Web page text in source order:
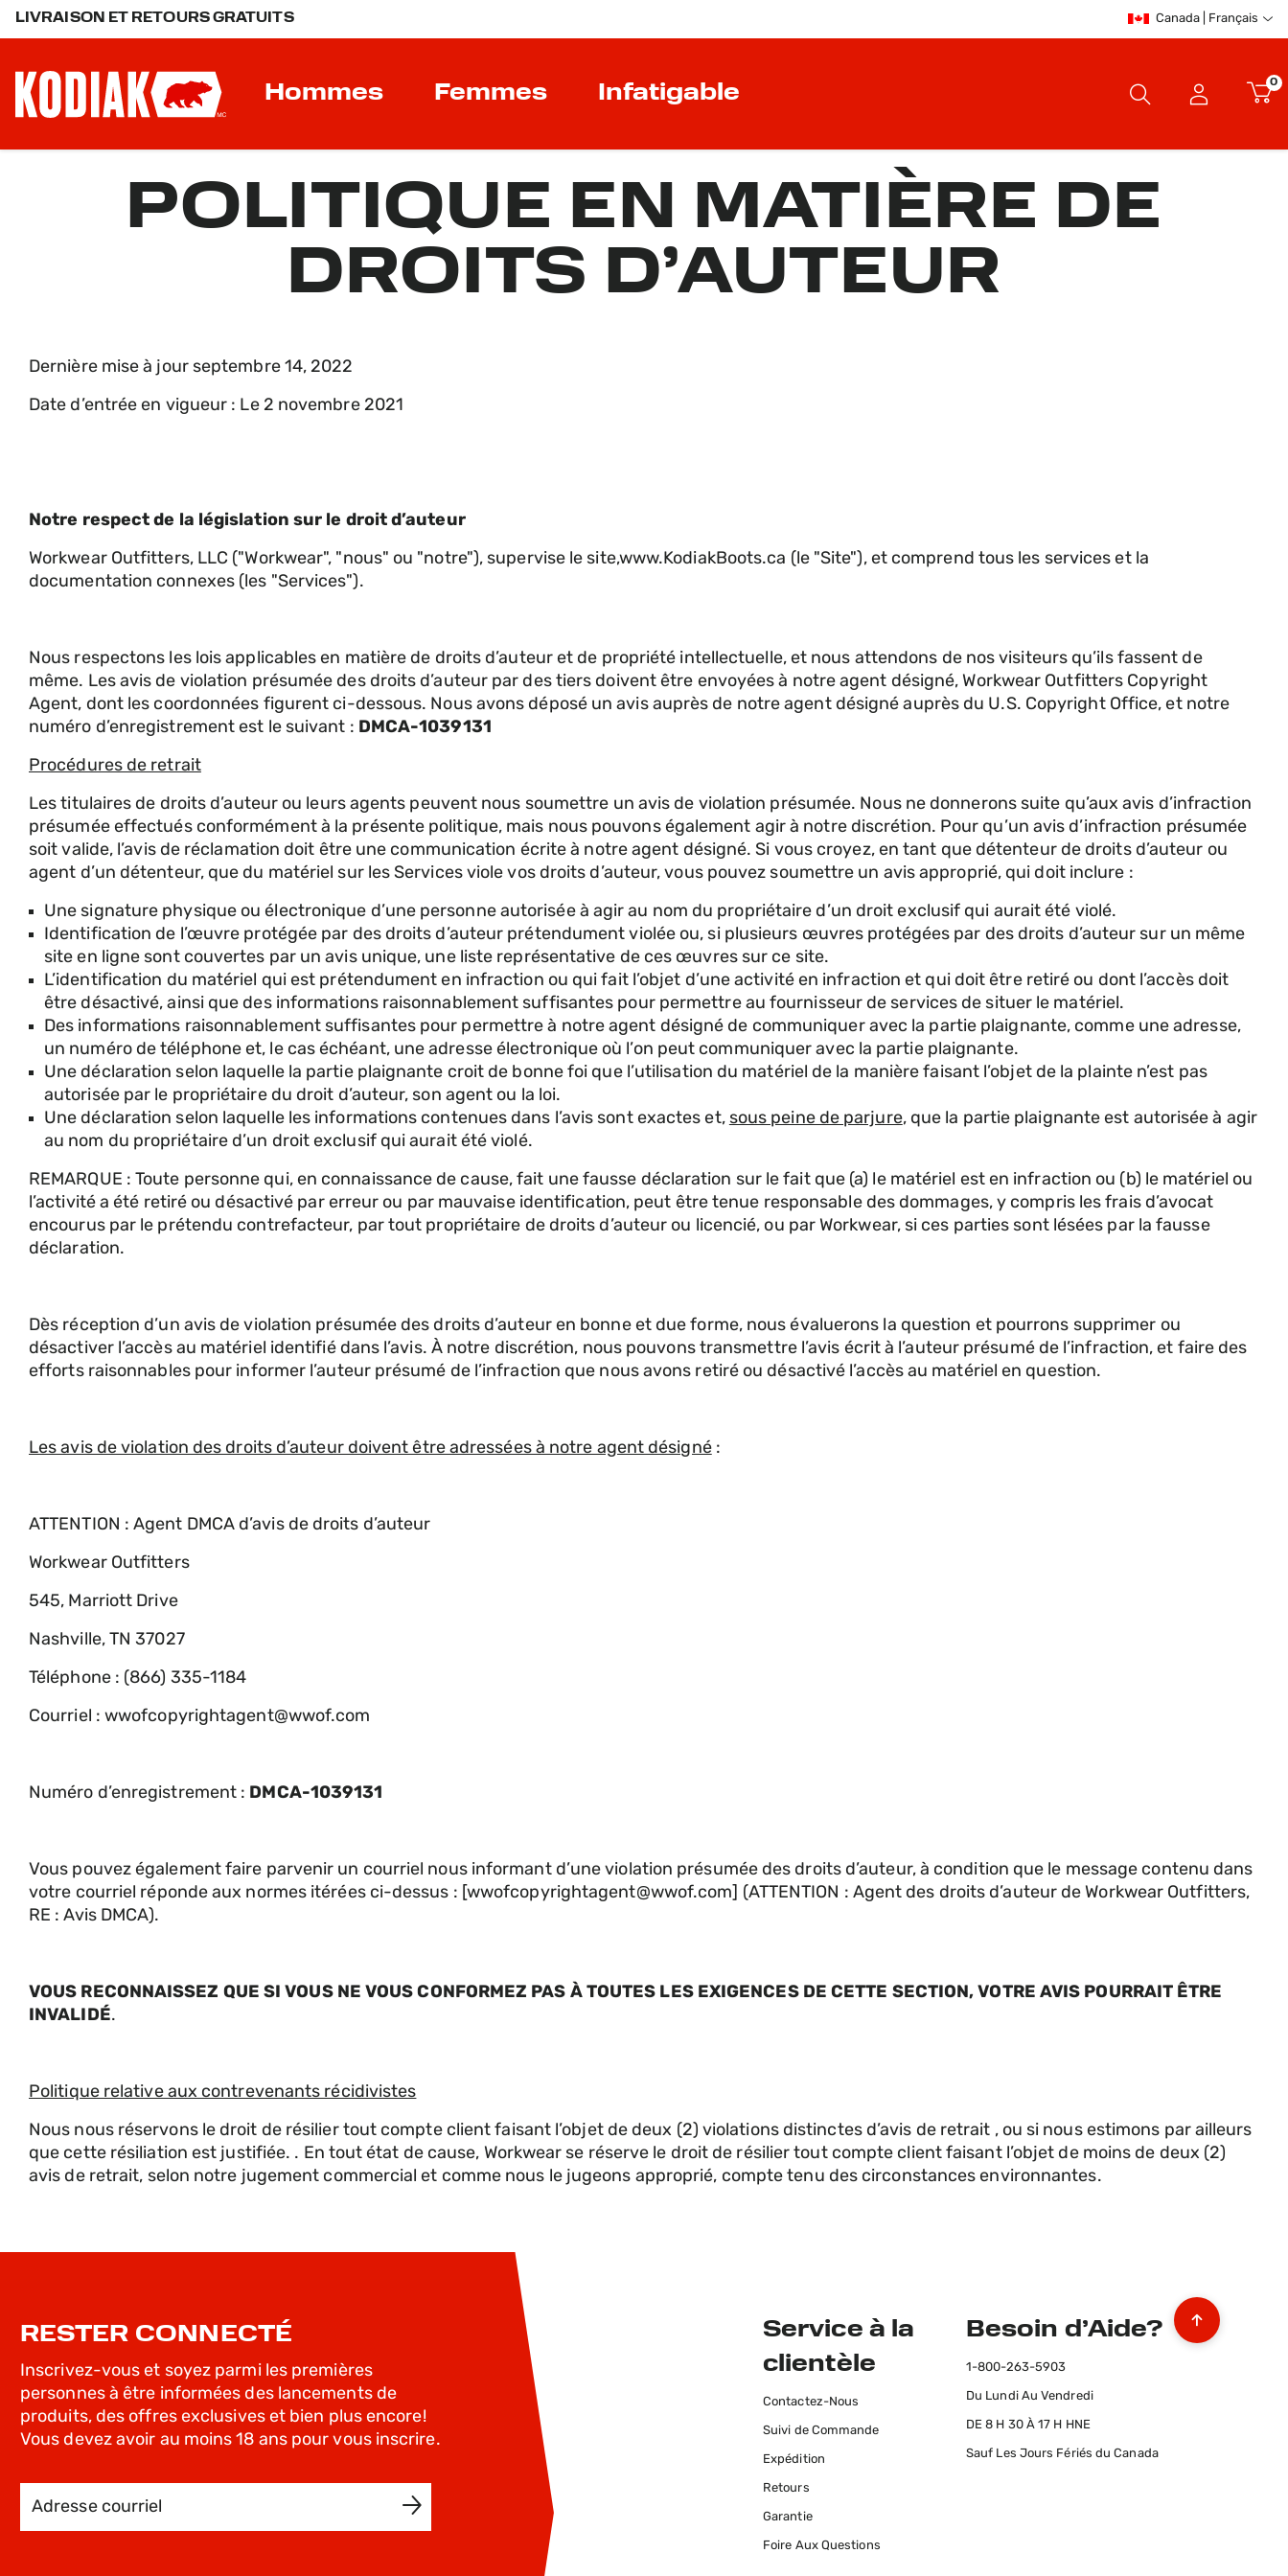
LIVRAISON ET RETOURS GRATUITS Canada | Français
Hommes Femmes Infatigable 0
POLITIQUE EN MATIÈRE DE
DROITS D’AUTEUR
Dernière mise à jour septembre 14, 2022
Date d’entrée en vigueur : Le 2 novembre 2021
Notre respect de la législation sur le droit d’auteur
Workwear Outfitters, LLC ("Workwear", "nous" ou "notre"), supervise le site,www.KodiakBoots.ca (le "Site"), et comprend tous les services et la
documentation connexes (les "Services").
Nous respectons les lois applicables en matière de droits d’auteur et de propriété intellectuelle, et nous attendons de nos visiteurs qu’ils fassent de
même. Les avis de violation présumée des droits d’auteur par des tiers doivent être envoyées à notre agent désigné, Workwear Outfitters Copyright
Agent, dont les coordonnées figurent ci-dessous. Nous avons déposé un avis auprès de notre agent désigné auprès du U.S. Copyright Office, et notre
numéro d’enregistrement est le suivant : DMCA-1039131
Procédures de retrait
Les titulaires de droits d’auteur ou leurs agents peuvent nous soumettre un avis de violation présumée. Nous ne donnerons suite qu’aux avis d’infraction
présumée effectués conformément à la présente politique, mais nous pouvons également agir à notre discrétion. Pour qu’un avis d’infraction présumée
soit valide, l’avis de réclamation doit être une communication écrite à notre agent désigné. Si vous croyez, en tant que détenteur de droits d’auteur ou
agent d’un détenteur, que du matériel sur les Services viole vos droits d’auteur, vous pouvez soumettre un avis approprié, qui doit inclure :
Une signature physique ou électronique d’une personne autorisée à agir au nom du propriétaire d’un droit exclusif qui aurait été violé.
Identification de l’œuvre protégée par des droits d’auteur prétendument violée ou, si plusieurs œuvres protégées par des droits d’auteur sur un même
site en ligne sont couvertes par un avis unique, une liste représentative de ces œuvres sur ce site.
L’identification du matériel qui est prétendument en infraction ou qui fait l’objet d’une activité en infraction et qui doit être retiré ou dont l’accès doit
être désactivé, ainsi que des informations raisonnablement suffisantes pour permettre au fournisseur de services de situer le matériel.
Des informations raisonnablement suffisantes pour permettre à notre agent désigné de communiquer avec la partie plaignante, comme une adresse,
un numéro de téléphone et, le cas échéant, une adresse électronique où l’on peut communiquer avec la partie plaignante.
Une déclaration selon laquelle la partie plaignante croit de bonne foi que l’utilisation du matériel de la manière faisant l’objet de la plainte n’est pas
autorisée par le propriétaire du droit d’auteur, son agent ou la loi.
Une déclaration selon laquelle les informations contenues dans l’avis sont exactes et, sous peine de parjure, que la partie plaignante est autorisée à agir
au nom du propriétaire d’un droit exclusif qui aurait été violé.
REMARQUE : Toute personne qui, en connaissance de cause, fait une fausse déclaration sur le fait que (a) le matériel est en infraction ou (b) le matériel ou
l’activité a été retiré ou désactivé par erreur ou par mauvaise identification, peut être tenue responsable des dommages, y compris les frais d’avocat
encourus par le prétendu contrefacteur, par tout propriétaire de droits d’auteur ou licencié, ou par Workwear, si ces parties sont lésées par la fausse
déclaration.
Dès réception d’un avis de violation présumée des droits d’auteur en bonne et due forme, nous évaluerons la question et pourrons supprimer ou
désactiver l’accès au matériel identifié dans l’avis. À notre discrétion, nous pouvons transmettre l’avis écrit à l’auteur présumé de l’infraction, et faire des
efforts raisonnables pour informer l’auteur présumé de l’infraction que nous avons retiré ou désactivé l’accès au matériel en question.
Les avis de violation des droits d’auteur doivent être adressées à notre agent désigné:
ATTENTION : Agent DMCA d’avis de droits d’auteur
Workwear Outfitters
545, Marriott Drive
Nashville, TN 37027
Téléphone : (866) 335-1184
Courriel : wwofcopyrightagent@wwof.com
Numéro d’enregistrement : DMCA-1039131
Vous pouvez également faire parvenir un courriel nous informant d’une violation présumée des droits d’auteur, à condition que le message contenu dans
votre courriel réponde aux normes itérées ci-dessus : [wwofcopyrightagent@wwof.com] (ATTENTION : Agent des droits d’auteur de Workwear Outfitters,
RE : Avis DMCA).
VOUS RECONNAISSEZ QUE SI VOUS NE VOUS CONFORMEZ PAS À TOUTES LES EXIGENCES DE CETTE SECTION, VOTRE AVIS POURRAIT ÊTRE
INVALIDÉ.
Politique relative aux contrevenants récidivistes
Nous nous réservons le droit de résilier tout compte client faisant l’objet de deux (2) violations distinctes d’avis de retrait , ou si nous estimons par ailleurs
que cette résiliation est justifiée. . En tout état de cause, Workwear se réserve le droit de résilier tout compte client faisant l’objet de moins de deux (2)
avis de retrait, selon notre jugement commercial et comme nous le jugeons approprié, compte tenu des circonstances environnantes.
RESTER CONNECTÉ
Inscrivez-vous et soyez parmi les premières
personnes à être informées des lancements de
produits, des offres exclusives et bien plus encore!
Vous devez avoir au moins 18 ans pour vous inscrire.
Service à la
clientèle
Contactez-Nous
Suivi de Commande
Expédition
Retours
Garantie
Foire Aux Questions
Besoin d’Aide?
1-800-263-5903
Du Lundi Au Vendredi
DE 8 H 30 À 17 H HNE
Sauf Les Jours Fériés du Canada